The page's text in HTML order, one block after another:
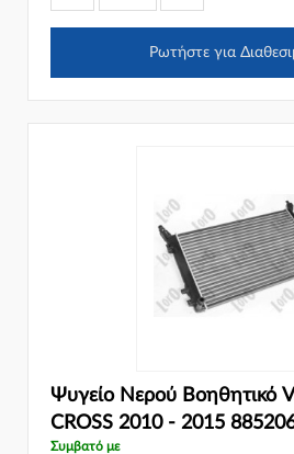
Ρωτήστε για
Ψυγείο Νερού Βοηθητικό
CROSS 2010 - 2015
Συμβατό με